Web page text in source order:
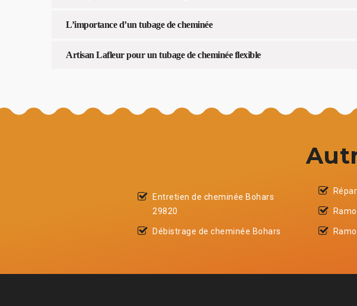
L’importance d’un tubage de cheminée
Artisan Lafleur pour un tubage de cheminée flexible
Entretien de cheminée Bohars
29820
Débistrage de cheminée Bohars